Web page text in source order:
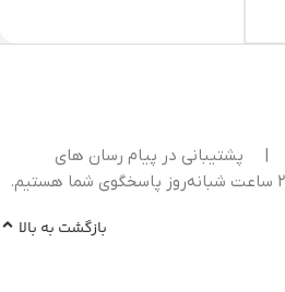
|
پشتیبانی در پیام رسان های
بازگشت به بالا